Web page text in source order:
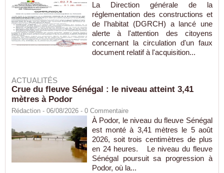
La Direction générale de la
réglementation des constructions et
de l'habitat (DGRCH) a lancé une
alerte à l'attention des citoyens
concernant la circulation d'un faux
document relatif à l'acquisition...
ACTUALITÉS
Crue du fleuve Sénégal : le niveau atteint 3,41
mètres à Podor
Rédaction - 06/08/2026 - 0 Commentaire
À Podor, le niveau du fleuve Sénégal
est monté à 3,41 mètres le 5 août
2026, soit trois centimètres de plus
en 24 heures. Le niveau du fleuve
Sénégal poursuit sa progression à
Podor, où la...